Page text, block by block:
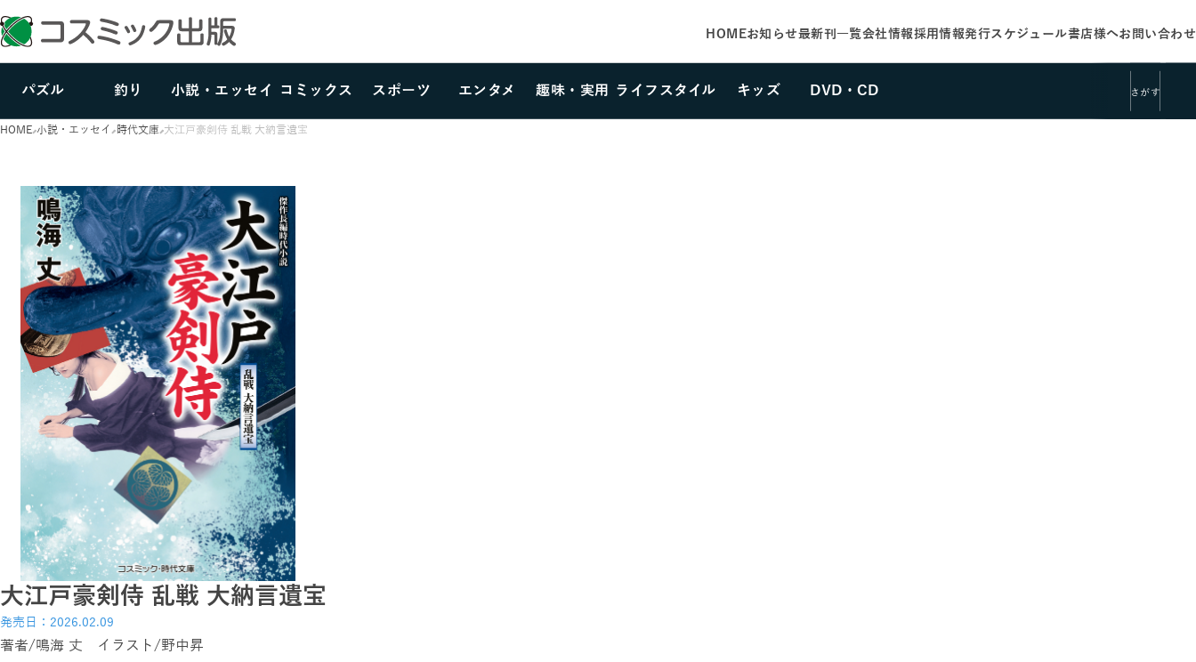
HOMEお知らせ最新刊一覧会社情報採用情報発行スケジュール書店様へお問い合わせ
パズル 釣り 小説・エッセイ コミックス スポーツ エンタメ 趣味・実用 ライフスタイル キッズ DVD・CD さがす
カテゴリーを選択する
HOME 小説・エッセイ 時代文庫 大江戸豪剣侍 乱戦 大納言遺宝
大江戸豪剣侍 乱戦 大納言遺宝
発売日：2026.02.09
著者/鳴海 丈 イラスト/野中昇